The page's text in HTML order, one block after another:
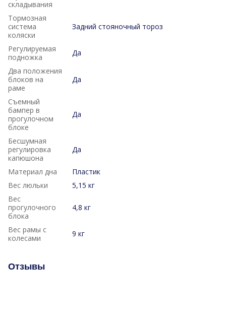
складывания
Тормозная
система
коляски
Задний стояночный тороз
Регулируемая
подножка
Да
Два положения
блоков на
раме
Да
Съемный
бампер в
прогулочном
блоке
Да
Бесшумная
регулировка
капюшона
Да
Материал дна
Пластик
Вес люльки
5,15 кг
Вес
прогулочного
блока
4,8 кг
Вес рамы с
колесами
9 кг
Отзывы